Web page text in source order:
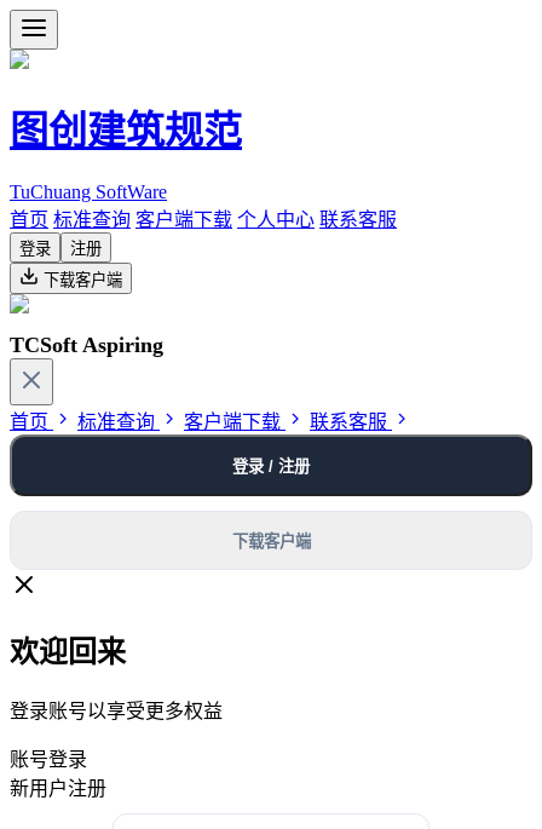
图创建筑规范
TuChuang SoftWare
首页 标准查询 客户端下载 个人中心 联系客服
登录
注册
下载客户端
TCSoft Aspiring
首页 标准查询 客户端下载 联系客服
登录 / 注册
下载客户端
欢迎回来
登录账号以享受更多权益
账号登录
新用户注册